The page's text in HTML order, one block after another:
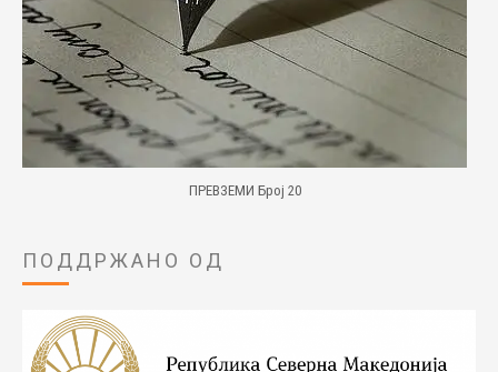
ПРЕВЗЕМИ Број 20
ПОДДРЖАНО ОД